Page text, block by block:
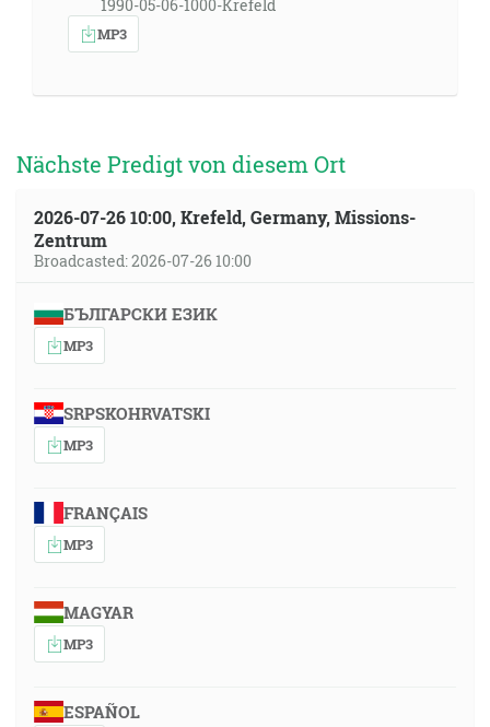
1990-05-06-1000-Krefeld
MP3
Nächste Predigt von diesem Ort
2026-07-26 10:00, Krefeld, Germany, Missions-
Zentrum
Broadcasted: 2026-07-26 10:00
БЪЛГАРСКИ ЕЗИК
MP3
SRPSKOHRVATSKI
MP3
FRANÇAIS
MP3
MAGYAR
MP3
ESPAÑOL